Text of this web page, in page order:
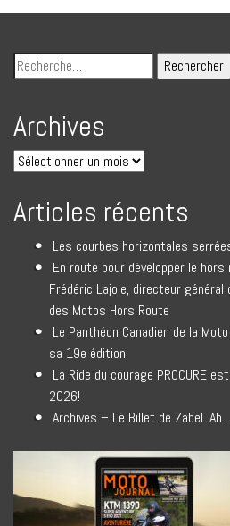
Archives
Articles récents
Les courbes horizontales
En route pour développer le
Frédéric Lajoie, directeur général
des Motos Hors Route
Le Panthéon Canadien de la
sa 19e édition
La Ride du courage PROCURE
2026!
Archives – Le Billet de Zabel.